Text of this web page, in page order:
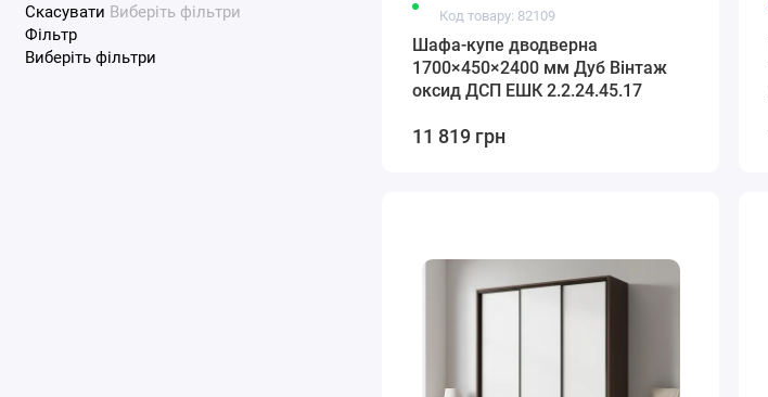
Скасувати Виберіть фільтри
Фільтр
Виберіть фільтри
Код товару: 82109
Шафа-купе дводверна
1700×450×2400 мм Дуб Вінтаж
оксид ДСП EШК 2.2.24.45.17
11 819 грн